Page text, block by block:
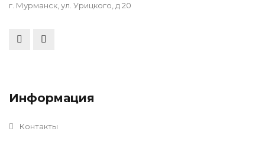
г. Мурманск, ул. Урицкого, д 20
Информация
Контакты